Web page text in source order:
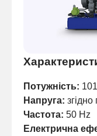
Потужність:
Напруга:
Частота: 50 Hz
Електрична